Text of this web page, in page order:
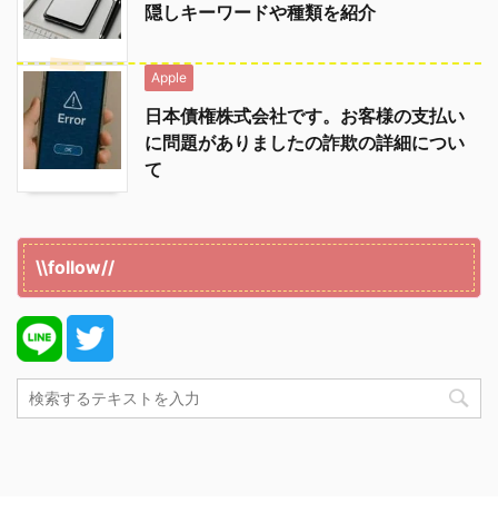
隠しキーワードや種類を紹介
Apple
日本債権株式会社です。お客様の支払い
に問題がありましたの詐欺の詳細につい
て
\\follow//